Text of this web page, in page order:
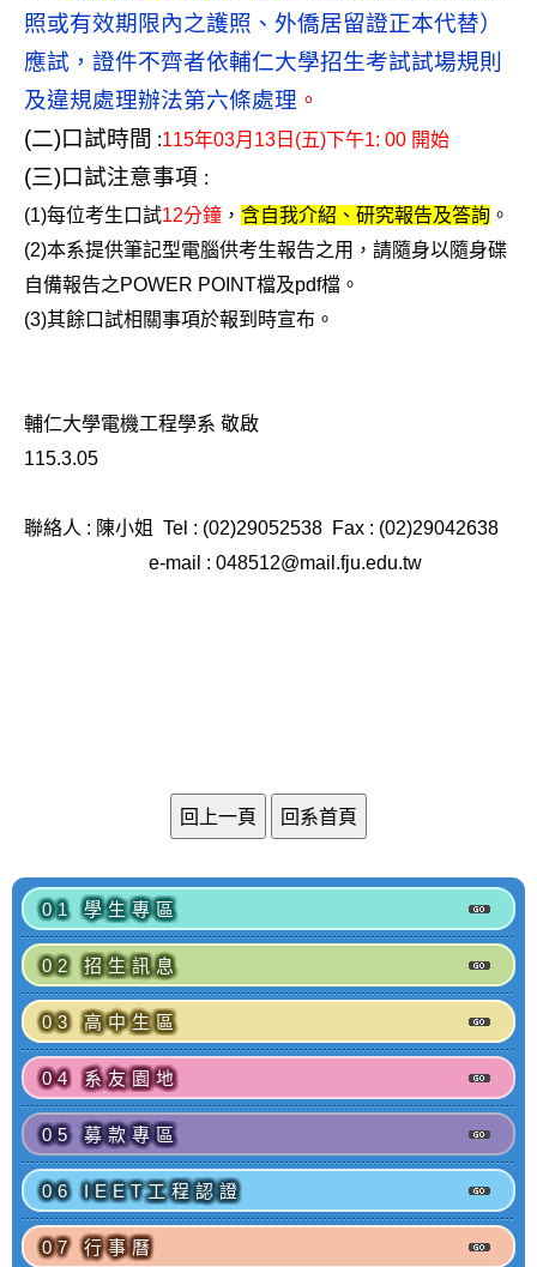
照或有效期限內之護照、外僑居留證正本代替）
應試，證件不齊者依輔仁大學招生考試試場規則
及違規處理辦法第六條處理 。
(二)口試時間 :115年03月13日(五)下午1: 00 開始
(三)口試注意事項 :
(1)每位考生口試12分鐘 ， 含自我介紹、研究報告及答詢 。
(2)本系提供筆記型電腦供考生報告之用，請隨身以隨身碟
自備報告之POWER POINT檔及pdf檔。
(3)其餘口試相關事項於報到時宣布。
輔仁大學電機工程學系 敬啟
115.3.05
聯絡人 : 陳小姐 Tel : (02)29052538 Fax : (02)29042638
e-mail : 048512@mail.fju.edu.tw
01 學生專區
02 招生訊息
03 高中生區
04 系友園地
05 募款專區
06 IEET工程認證
07 行事曆